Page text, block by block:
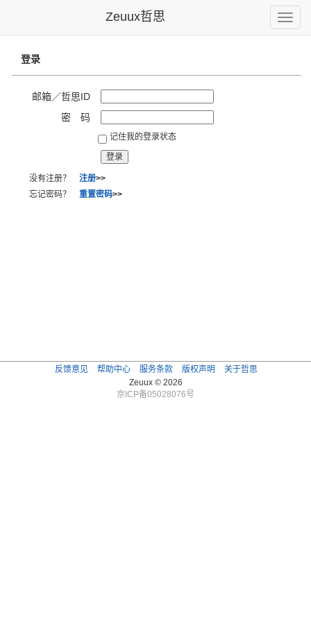
Toggle
Zeuux哲思
登录
邮箱／哲思ID
密 码
记住我的登录状态
没有注册？ 注册>>
忘记密码？ 重置密码>>
反馈意见 帮助中心 服务条款 版权声明
关于哲思
Zeuux © 2026
京ICP备05028076号